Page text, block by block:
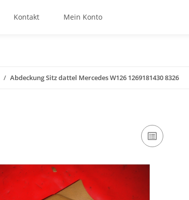
Kontakt Mein Konto
Abdeckung Sitz dattel Mercedes W126 1269181430 8326